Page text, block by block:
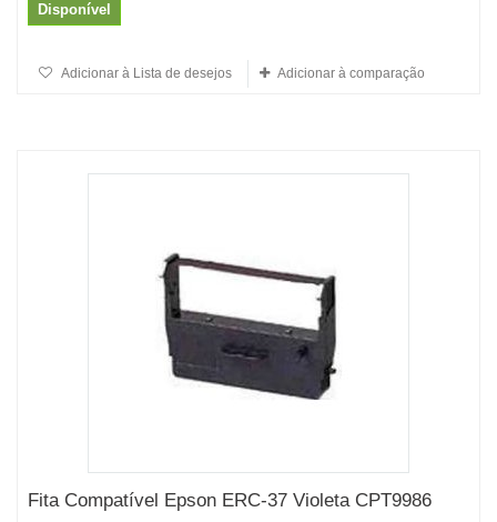
Disponível
Adicionar à Lista de desejos Adicionar à comparação
Fita Compatível Epson ERC-37 Violeta CPT9986